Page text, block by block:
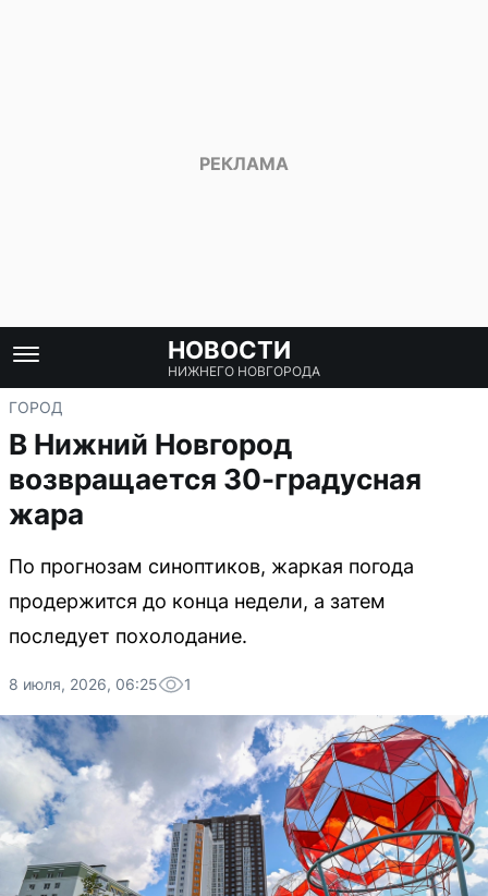
НОВОСТИ
НИЖНЕГО НОВГОРОДА
ГОРОД
В Нижний Новгород
возвращается 30-градусная
жара
По прогнозам синоптиков, жаркая погода
продержится до конца недели, а затем
последует похолодание.
8 июля, 2026, 06:25 1